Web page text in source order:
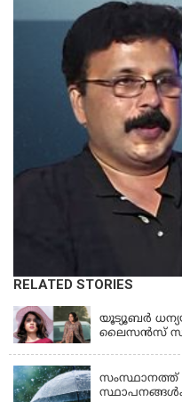
RELATED STORIES
KERALA
യൂട്യൂബർ
ലൈസൻസ്
സംസ്ഥാനത്ത് 6
സ്ഥാപനങ്ങൾക്ക്